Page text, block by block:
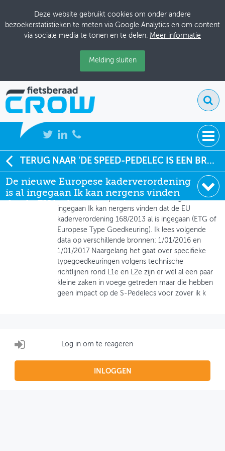
Deze website gebruikt cookies om onder andere
bezoekerstatistieken te meten via Google Analytics en om content
via sociale media te tonen en te delen. Meer informatie
Melding sluiten
NIEUWS
BIJEENKOMSTEN
KENNISBANK
ADRESSENBOEK
OVER FIETSBERAAD
THEMASITES
MIJN PROFIEL
TERUG NAAR 'DE SPEED-PEDELEC IS EEN BROMFIETS, ZONDER UITZONDERING'
De nieuwe Europese kaderverordening
is al ingegaan Ik kan nergens vinden
dat de EU kaderverordeni
Global Administrator
26-04-2015 om 11:42
De nieuwe Europese kaderverordening is al
ingegaan Ik kan nergens vinden dat de EU
kaderverordening 168/2013 al is ingegaan (ETG of
Europese Type Goedkeuring). Ik lees volgende
data op verschillende bronnen: 1/01/2016 en
1/01/2017 Naargelang het gaat over specifieke
typegoedkeuringen volgens technische
richtlijnen rond L1e en L2e zijn er wél al een paar
kleine zaken in voege getreden maar die hebben
geen impact op de S-Pedelecs voor zover ik k
Log in om te reageren
INLOGGEN